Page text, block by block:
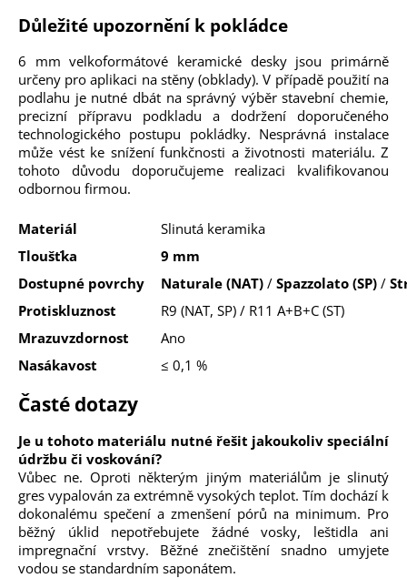
Důležité upozornění k pokládce
6 mm velkoformátové keramické desky jsou primárně
určeny pro aplikaci na stěny (obklady). V případě použití na
podlahu je nutné dbát na správný výběr stavební chemie,
precizní přípravu podkladu a dodržení doporučeného
technologického postupu pokládky. Nesprávná instalace
může vést ke snížení funkčnosti a životnosti materiálu. Z
tohoto důvodu doporučujeme realizaci kvalifikovanou
odbornou firmou.
Materiál
Slinutá keramika
Tloušťka
9 mm
Dostupné povrchy
Naturale (NAT) / Spazzolato (SP) /
Protiskluznost
R9 (NAT, SP) / R11 A+B+C (ST)
Mrazuvzdornost
Ano
Nasákavost
≤ 0,1 %
Časté dotazy
Je u tohoto materiálu nutné řešit jakoukoliv speciální
údržbu či voskování?
Vůbec ne. Oproti některým jiným materiálům je slinutý
gres vypalován za extrémně vysokých teplot. Tím dochází k
dokonalému spečení a zmenšení pórů na minimum. Pro
běžný úklid nepotřebujete žádné vosky, leštidla ani
impregnační vrstvy. Běžné znečištění snadno umyjete
vodou se standardním saponátem.